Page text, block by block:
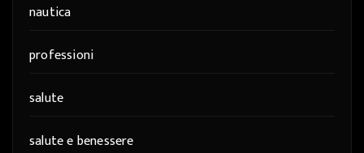
nautica
professioni
salute
salute e benessere